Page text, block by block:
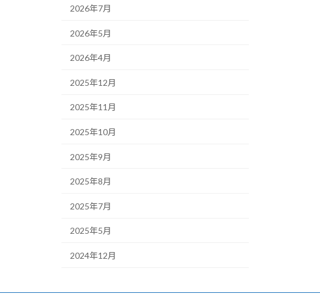
2026年7月
2026年5月
2026年4月
2025年12月
2025年11月
2025年10月
2025年9月
2025年8月
2025年7月
2025年5月
2024年12月